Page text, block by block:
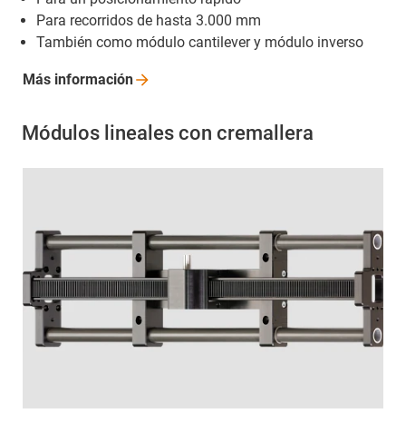
Para recorridos de hasta 3.000 mm
También como módulo cantilever y módulo inverso
Más información
Módulos lineales con cremallera